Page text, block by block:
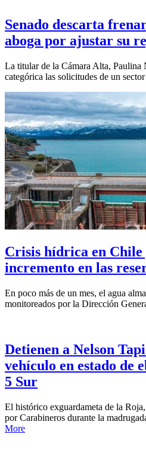
Senado descarta
aboga por ajustar su
La titular de la Cámara Alta, Paulina
categórica las solicitudes de un
Crisis hídrica en Chile
incremento en las
En poco más de un mes, el agua
monitoreados por la Dirección
Detienen a Nelson
vehículo en estado de
5 Sur
El histórico exguardameta de la
por Carabineros durante la
More